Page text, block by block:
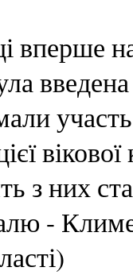
вперше
з них
-